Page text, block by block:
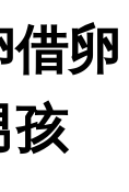
借卵
孩